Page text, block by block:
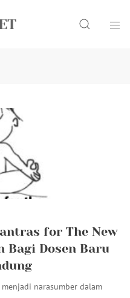
Search
for The New
Bagi Dosen Baru
narasumber dalam